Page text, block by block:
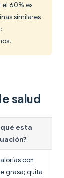
el 60% es
similares
salud
qué esta
con
grasa; quita